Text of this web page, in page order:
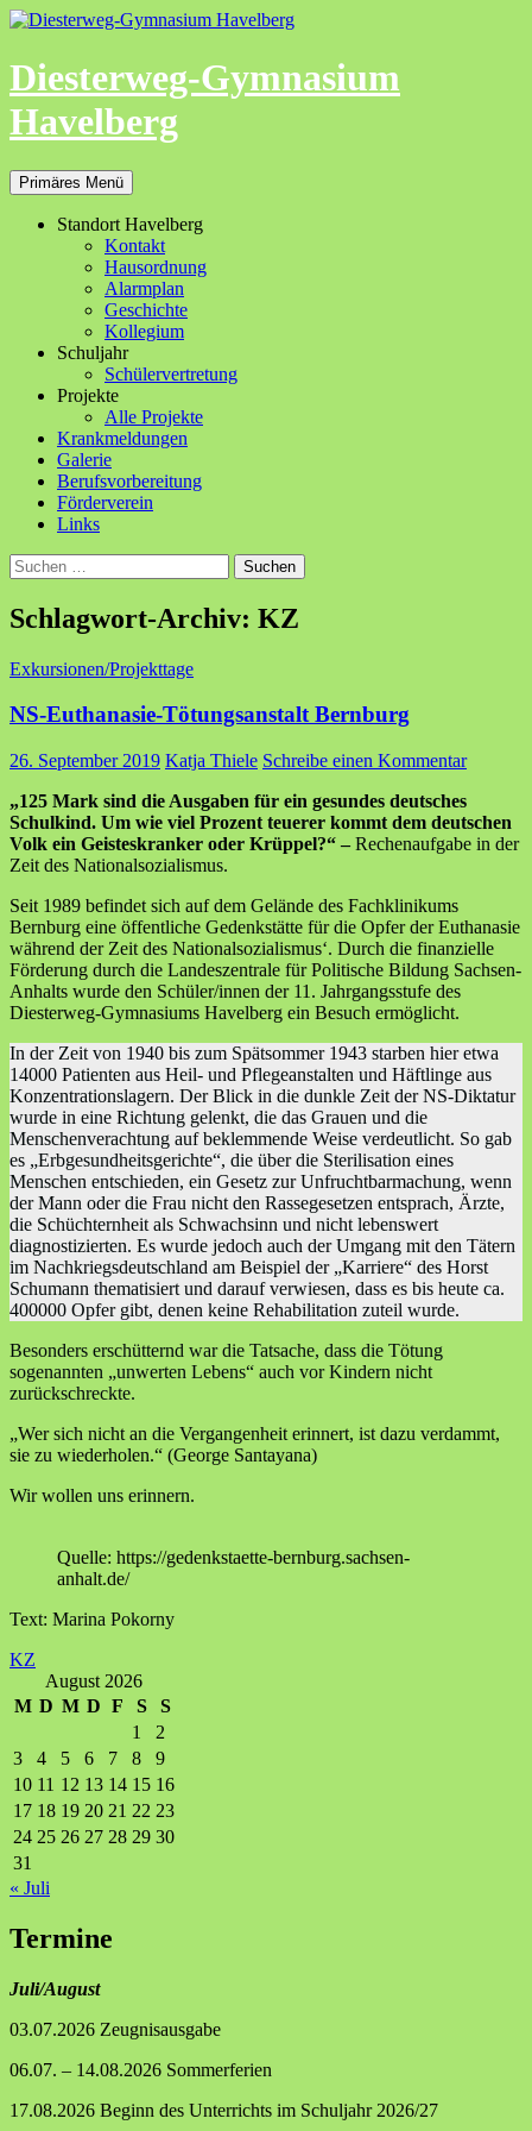
Zum
springen
Diesterweg-Gymnasium
Havelberg
Suchen
Primäres Menü
Standort Havelberg
Kontakt
Hausordnung
Alarmplan
Geschichte
Kollegium
Schuljahr
Schülervertretung
Projekte
Alle Projekte
Krankmeldungen
Galerie
Berufsvorbereitung
Förderverein
Links
Suchen
nach:
Schlagwort-Archiv: KZ
Exkursionen/Projekttage
NS-Euthanasie-Tötungsanstalt Bernburg
26. September 2019 Katja Thiele Schreibe einen Kommentar
„125 Mark sind die Ausgaben für ein gesundes deutsches
Schulkind. Um wie viel Prozent teuerer kommt dem deutschen
Volk ein Geisteskranker oder Krüppel?“ –Rechenaufgabe in der
Zeit des Nationalsozialismus.
Seit 1989 befindet sich auf dem Gelände des Fachklinikums
Bernburg eine öffentliche Gedenkstätte für die Opfer der Euthanasie
während der Zeit des Nationalsozialismus‘. Durch die finanzielle
Förderung durch die Landeszentrale für Politische Bildung Sachsen-
Anhalts wurde den Schüler/innen der 11. Jahrgangsstufe des
Diesterweg-Gymnasiums Havelberg ein Besuch ermöglicht.
In der Zeit von 1940 bis zum Spätsommer 1943 starben hier etwa
14000 Patienten aus Heil- und Pflegeanstalten und Häftlinge aus
Konzentrationslagern. Der Blick in die dunkle Zeit der NS-Diktatur
wurde in eine Richtung gelenkt, die das Grauen und die
Menschenverachtung auf beklemmende Weise verdeutlicht. So gab
es „Erbgesundheitsgerichte“, die über die Sterilisation eines
Menschen entschieden, ein Gesetz zur Unfruchtbarmachung, wenn
der Mann oder die Frau nicht den Rassegesetzen entsprach, Ärzte,
die Schüchternheit als Schwachsinn und nicht lebenswert
diagnostizierten. Es wurde jedoch auch der Umgang mit den Tätern
im Nachkriegsdeutschland am Beispiel der „Karriere“ des Horst
Schumann thematisiert und darauf verwiesen, dass es bis heute ca.
400000 Opfer gibt, denen keine Rehabilitation zuteil wurde.
Besonders erschütternd war die Tatsache, dass die Tötung
sogenannten „unwerten Lebens“ auch vor Kindern nicht
zurückschreckte.
„Wer sich nicht an die Vergangenheit erinnert, ist dazu verdammt,
sie zu wiederholen.“ (George Santayana)
Wir wollen uns erinnern.
Quelle: https://gedenkstaette-bernburg.sachsen-
anhalt.de/
Text: Marina Pokorny
KZ
August 2026
M D M D F S
S
1
2
3
4 5 6 7 8
9
10 11 12 13 14 15 16
17 18 19 20 21 22 23
24 25 26 27 28 29 30
31
« Juli
Termine
Juli/August
03.07.2026 Zeugnisausgabe
06.07. – 14.08.2026 Sommerferien
17.08.2026 Beginn des Unterrichts im Schuljahr 2026/27